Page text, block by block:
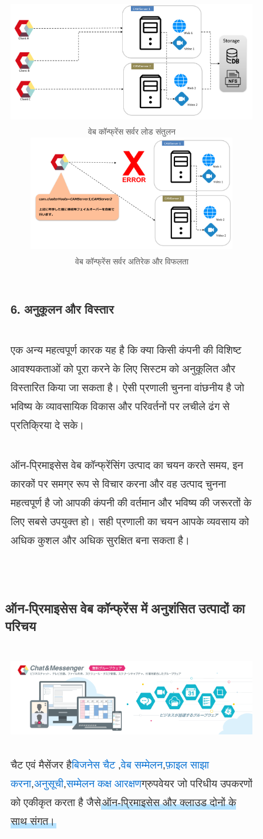
वेब कॉन्फ्रेंस सर्वर लोड संतुलन
वेब कॉन्फ्रेंस सर्वर अतिरेक और विफलता
6. अनुकूलन और विस्तार
एक अन्य महत्वपूर्ण कारक यह है कि क्या किसी कंपनी की विशिष्ट
आवश्यकताओं को पूरा करने के लिए सिस्टम को अनुकूलित और
विस्तारित किया जा सकता है। ऐसी प्रणाली चुनना वांछनीय है जो
भविष्य के व्यावसायिक विकास और परिवर्तनों पर लचीले ढंग से
प्रतिक्रिया दे सके।
ऑन-प्रिमाइसेस वेब कॉन्फ्रेंसिंग उत्पाद का चयन करते समय, इन
कारकों पर समग्र रूप से विचार करना और वह उत्पाद चुनना
महत्वपूर्ण है जो आपकी कंपनी की वर्तमान और भविष्य की जरूरतों के
लिए सबसे उपयुक्त हो। सही प्रणाली का चयन आपके व्यवसाय को
अधिक कुशल और अधिक सुरक्षित बना सकता है।
ऑन-प्रिमाइसेस वेब कॉन्फ्रेंस में अनुशंसित उत्पादों का
परिचय
चैट एवं मैसेंजर हैबिजनेस चैट,वेब सम्मेलन,फ़ाइल साझा
करना,अनुसूची,सम्मेलन कक्ष आरक्षणग्रुपवेयर जो परिधीय उपकरणों
को एकीकृत करता है जैसेऑन-प्रिमाइसेस और क्लाउड दोनों के
साथ संगत।